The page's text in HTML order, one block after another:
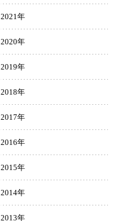
2021年
2020年
2019年
2018年
2017年
2016年
2015年
2014年
2013年